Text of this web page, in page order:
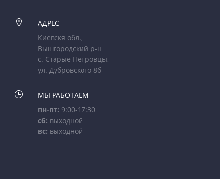

АДРЕС
Киевскя обл.,
Вышгородский р-н
с. Старые Петровцы,
ул. Дубровского 8б

МЫ РАБОТАЕМ
пн-пт: 9:00-17:30
сб: выходной
вс: выходной